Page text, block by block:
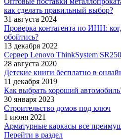
как сделать правильный выбор?
31 августа 2024
Проверка контагента по ИНН:
обойтись?
13 декабря 2022
Сервер Lenovo ThinkSystem SR250
28 августа 2020
Детские книги бесплатно в
11 декабря 2019
Как выбрать хороший
30 января 2023
Строительство домов под ключ
1 июня 2021
Арматурные каркасы все
Перейти в раздел